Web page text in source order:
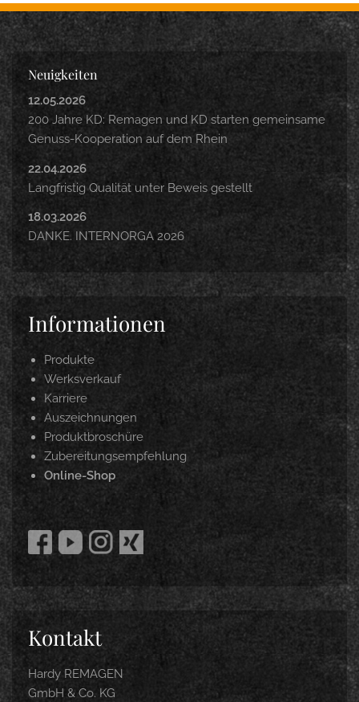
Neuigkeiten
12.05.2026
200 Jahre KD: Remagen und KD starten gemeinsame
Genuss-Kooperation auf dem Rhein
22.04.2026
Langfristig Qualität unter Beweis gestellt
18.03.2026
DANKE. INTERNORGA 2026
Informationen
Produkte
Werksverkauf
Karriere
Auszeichnungen
Produktbroschüre
Zubereitungsempfehlung
Online-Shop
Kontakt
Hardy REMAGEN
GmbH & Co. KG